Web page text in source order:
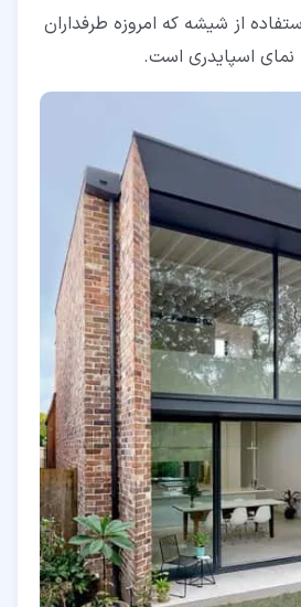
از شیشه که امروزه طرفداران
نمای اسپایدری است.